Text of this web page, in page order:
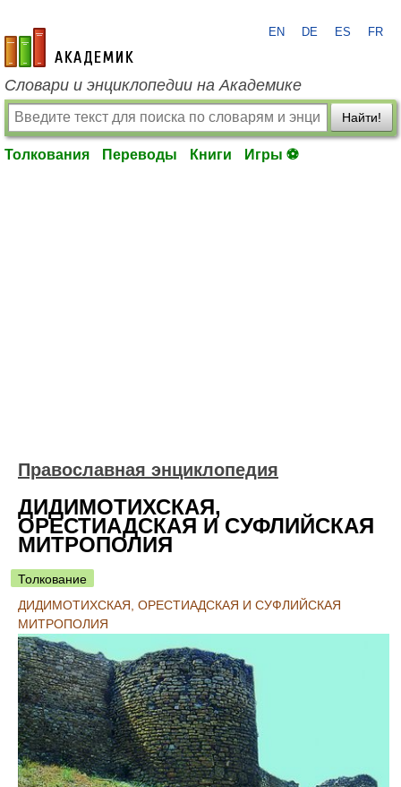
academic.ru
EN DE ES FR
Словари и энциклопедии на Академике
Найти!
Толкования Переводы Книги Игры ⚽
Православная энциклопедия
ДИДИМОТИХСКАЯ,
ОРЕСТИАДСКАЯ И СУФЛИЙСКАЯ
МИТРОПОЛИЯ
Толкование
ДИДИМОТИХСКАЯ, ОРЕСТИАДСКАЯ И СУФЛИЙСКАЯ
МИТРОПОЛИЯ